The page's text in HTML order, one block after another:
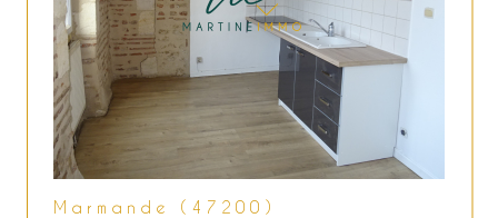
Marmande (47200)